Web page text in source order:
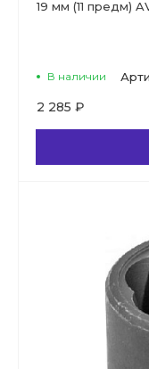
19 мм (11 предм)
В наличии
2 285 ₽